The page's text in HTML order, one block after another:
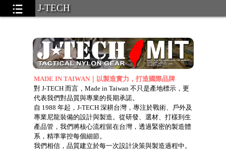
J-TECH
MADE IN TAIWAN｜以製造實力，打造國際品牌
對 J-TECH 而言，Made in Taiwan 不只是產地標示，更
代表我們對品質與專業的長期承諾。
自 1988 年起，J-TECH 深耕台灣，專注於戰術、戶外及
專業尼龍裝備的設計與製造。從研發、選材、打樣到生
產品管，我們將核心流程留在台灣，透過緊密的製造體
系，精準掌控每個細節。
我們相信，品質建立於每一次設計決策與製造過程中。